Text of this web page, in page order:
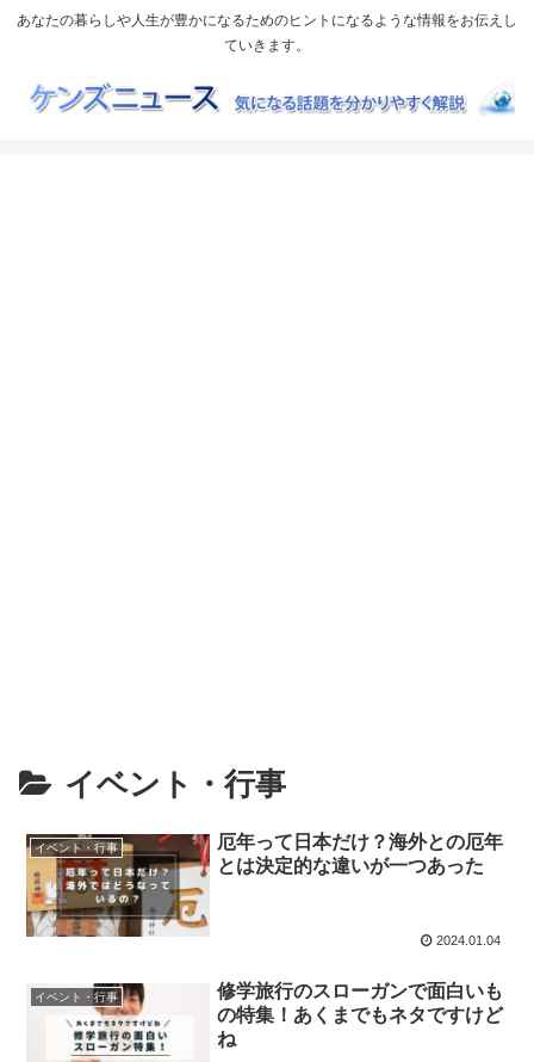
あなたの暮らしや人生が豊かになるためのヒントになるような情報をお伝えし
ていきます。
イベント・行事
イベント・行事
厄年って日本だけ？海外との厄年
とは決定的な違いが一つあった
2024.01.04
イベント・行事
修学旅行のスローガンで面白いも
の特集！あくまでもネタですけど
ね